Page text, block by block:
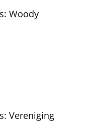
Woody
Vereniging